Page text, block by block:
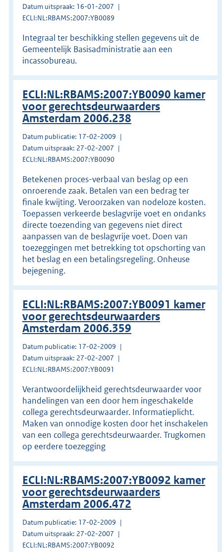
Datum uitspraak: 16-01-2007
ECLI:NL:RBAMS:2007:YB0089
Integraal ter beschikking stellen gegevens uit de
Gemeentelijk Basisadministratie aan een
incassobureau.
ECLI:NL:RBAMS:2007:YB0090 kamer
voor gerechtsdeurwaarders
Amsterdam 2006.238
Datum publicatie: 17-02-2009
Datum uitspraak: 27-02-2007
ECLI:NL:RBAMS:2007:YB0090
Betekenen proces-verbaal van beslag op een
onroerende zaak. Betalen van een bedrag ter
finale kwijting. Veroorzaken van nodeloze kosten.
Toepassen verkeerde beslagvrije voet en ondanks
directe toezending van gegevens niet direct
aanpassen van de beslagvrije voet. Doen van
toezeggingen met betrekking tot opschorting van
het beslag en een betalingsregeling. Onheuse
bejegening.
ECLI:NL:RBAMS:2007:YB0091 kamer
voor gerechtsdeurwaarders
Amsterdam 2006.359
Datum publicatie: 17-02-2009
Datum uitspraak: 27-02-2007
ECLI:NL:RBAMS:2007:YB0091
Verantwoordelijkheid gerechtsdeurwaarder voor
handelingen van een door hem ingeschakelde
collega gerechtsdeurwaarder. Informatieplicht.
Maken van onnodige kosten door het inschakelen
van een collega gerechtsdeurwaarder. Trugkomen
op eerdere toezegging
ECLI:NL:RBAMS:2007:YB0092 kamer
voor gerechtsdeurwaarders
Amsterdam 2006.472
Datum publicatie: 17-02-2009
Datum uitspraak: 27-02-2007
ECLI:NL:RBAMS:2007:YB0092